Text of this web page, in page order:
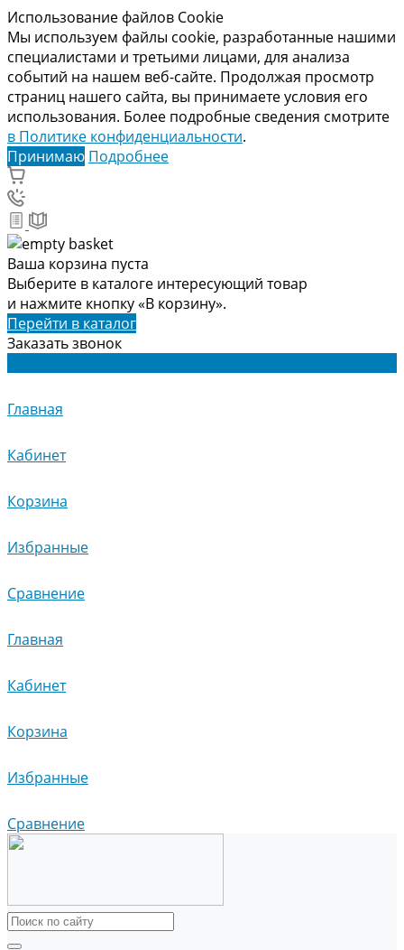
Использование файлов Cookie
Мы используем файлы cookie, разработанные нашими
специалистами и третьими лицами, для анализа
событий на нашем веб-сайте. Продолжая просмотр
страниц нашего сайта, вы принимаете условия его
использования. Более подробные сведения смотрите
в Политике конфиденциальности.
Принимаю Подробнее
Ваша корзина пуста
Выберите в каталоге интересующий товар
и нажмите кнопку «В корзину».
Перейти в каталог
Заказать звонок
Главная
Кабинет
Корзина
Избранные
Сравнение
Главная
Кабинет
Корзина
Избранные
Сравнение